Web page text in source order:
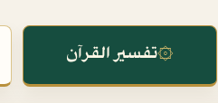
۞تفسير القرآن